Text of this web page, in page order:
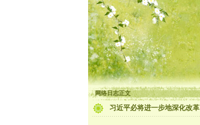
网络日志正文
习近平必将进一步地深化改革